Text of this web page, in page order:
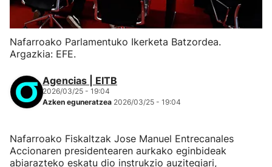
Nafarroako Parlamentuko Ikerketa Batzordea.
Argazkia: EFE.
Agencias | EITB
2026/03/25 - 19:04
Azken eguneratzea 2026/03/25 - 19:04
Nafarroako Fiskaltzak Jose Manuel Entrecanales
Accionaren presidentearen aurkako eginbideak
abiarazteko eskatu dio instrukzio auzitegiari,